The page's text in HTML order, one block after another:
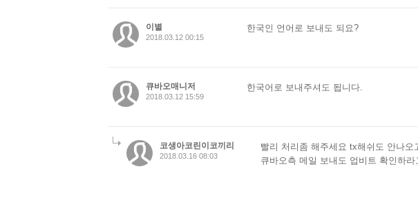
이별
2018.03.12 00:15
한국인 언어로 보내도 되요?
큐바오매니저
2018.03.12 15:59
한국어로 보내주셔도 됩니다.
코생아코린이코끼리
2018.03.16 08:03
빨리 처리좀 해주세요 tx해쉬도 안나
큐바오측 메일 보내도 업비트 확인하